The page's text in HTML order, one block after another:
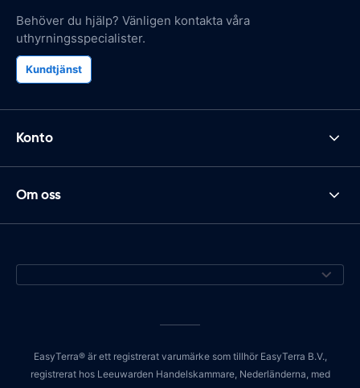
Behöver du hjälp? Vänligen kontakta våra
uthyrningsspecialister.
Kundtjänst
Konto
Om oss
EasyTerra® är ett registrerat varumärke som tillhör EasyTerra B.V.,
registrerat hos Leeuwarden Handelskammare, Nederländerna, med